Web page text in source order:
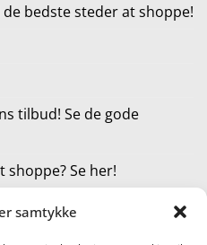
samtykke
bedste steder at shoppe!
tilbud! Se de gode
Se her!